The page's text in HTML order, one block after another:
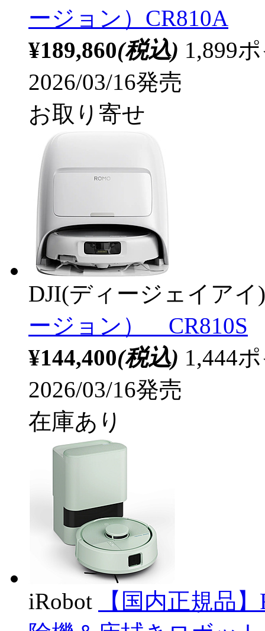
ージョン）CR810A
¥189,860(税込) 1,899
2026/03/16発売
お取り寄せ
DJI(ディージェイアイ)
ージョン） CR810S
¥144,400(税込) 1,444
2026/03/16発売
在庫あり
iRobot
【国内正規品